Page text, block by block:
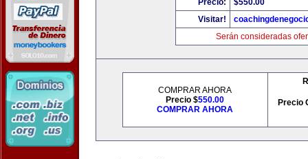
Precio:
$550.00
Visitar!
Serán consideradas
COMPRAR AHORA
Precio $550.00
COMPRAR AHORA
Precio